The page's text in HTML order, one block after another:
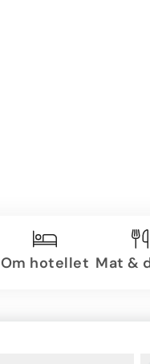
Om hotellet Mat &